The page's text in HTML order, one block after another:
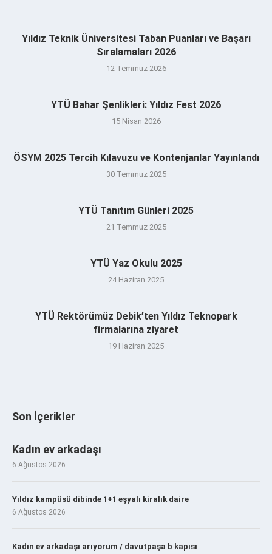
Yıldız Teknik Üniversitesi Taban Puanları ve Başarı
Sıralamaları 2026
12 Temmuz 2026
YTÜ Bahar Şenlikleri: Yıldız Fest 2026
15 Nisan 2026
ÖSYM 2025 Tercih Kılavuzu ve Kontenjanlar Yayınlandı
30 Temmuz 2025
YTÜ Tanıtım Günleri 2025
21 Temmuz 2025
YTÜ Yaz Okulu 2025
24 Haziran 2025
YTÜ Rektörümüz Debik’ten Yıldız Teknopark
firmalarına ziyaret
19 Haziran 2025
Son İçerikler
Kadın ev arkadaşı
6 Ağustos 2026
Yıldız kampüsü dibinde 1+1 eşyalı kiralık daire
6 Ağustos 2026
Kadın ev arkadaşı arıyorum / davutpaşa b kapısı